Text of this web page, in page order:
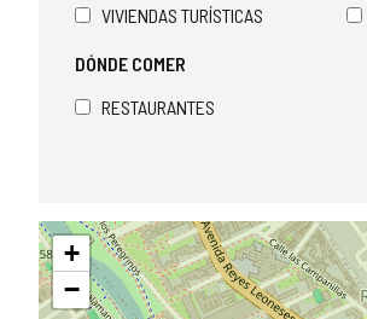
VIVIENDAS TURÍSTICAS
DÓNDE COMER
RESTAURANTES
Saltar
mapa
+
−